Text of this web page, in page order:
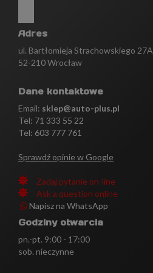
Adres
ul. Bartłomieja Strachowskiego 27A
52-210 Wrocław
Dane kontaktowe
Email: sklep@auto-plus.pl
Tel: 71 333 55 22
Tel: 603 777 761
Sprawdź opinie w Google
Zadaj pytanie on-line
Ask a question online
Napisz na WhatsApp
Godziny otwarcia
pn.-pt. 9:00 - 17:00
sob. nieczynne